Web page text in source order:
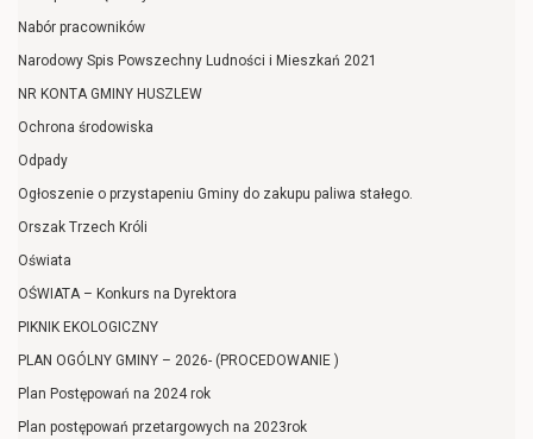
Nabór pracowników
Narodowy Spis Powszechny Ludności i Mieszkań 2021
NR KONTA GMINY HUSZLEW
Ochrona środowiska
Odpady
Ogłoszenie o przystapeniu Gminy do zakupu paliwa stałego.
Orszak Trzech Króli
Oświata
OŚWIATA – Konkurs na Dyrektora
PIKNIK EKOLOGICZNY
PLAN OGÓLNY GMINY – 2026- (PROCEDOWANIE )
Plan Postępowań na 2024 rok
Plan postępowań przetargowych na 2023rok